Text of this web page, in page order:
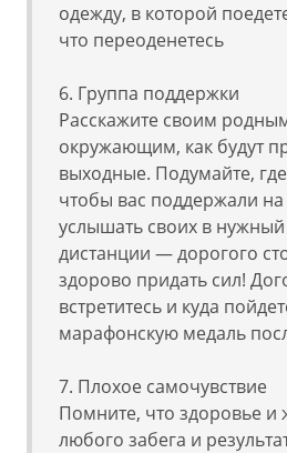
одежду, в которой
что переоденетесь
6. Группа поддержки
Расскажите своим
окружающим, как будут
выходные. Подумайте,
чтобы вас поддержали на
услышать своих в
дистанции — дорогого
здорово придать сил!
встретитесь и куда
марафонскую медаль
7. Плохое самочувствие
Помните, что здоровье и
любого забега и